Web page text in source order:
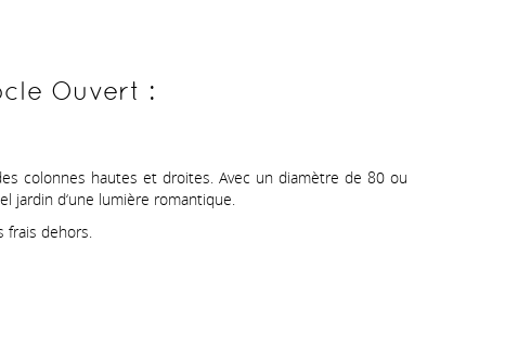
Ouvert :
colonnes hautes et droites. Avec un diamètre de 80 ou
jardin d‘une lumière romantique.
frais dehors.